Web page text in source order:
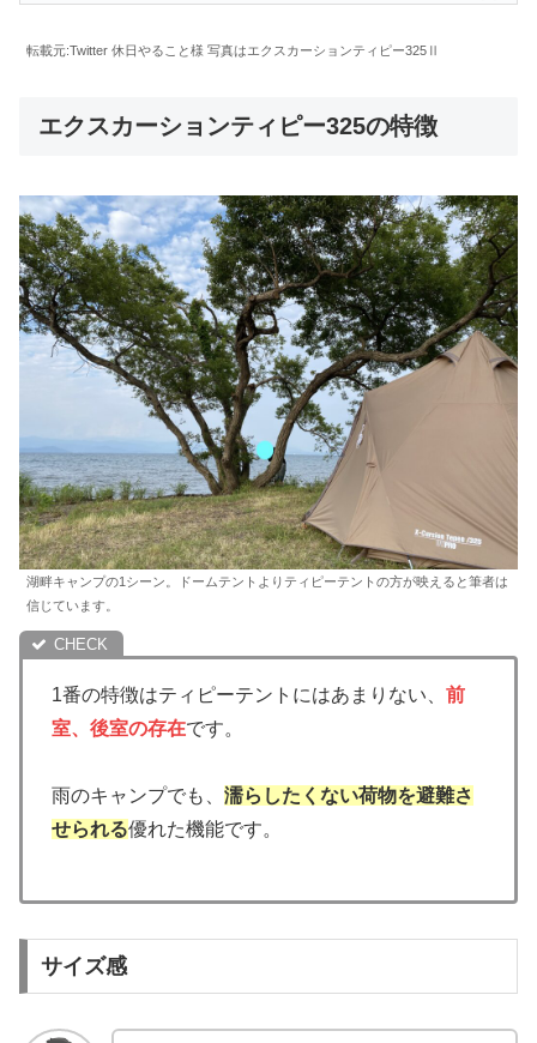
転載元:Twitter 休日やること様 写真はエクスカーションティピー325Ⅱ
エクスカーションティピー325の特徴
湖畔キャンプの1シーン。ドームテントよりティピーテントの方が映えると筆者は
信じています。
1番の特徴はティピーテントにはあまりない、 前
室、後室の存在です。
雨のキャンプでも、 濡らしたくない荷物を避難さ
せられる優れた機能です。
サイズ感